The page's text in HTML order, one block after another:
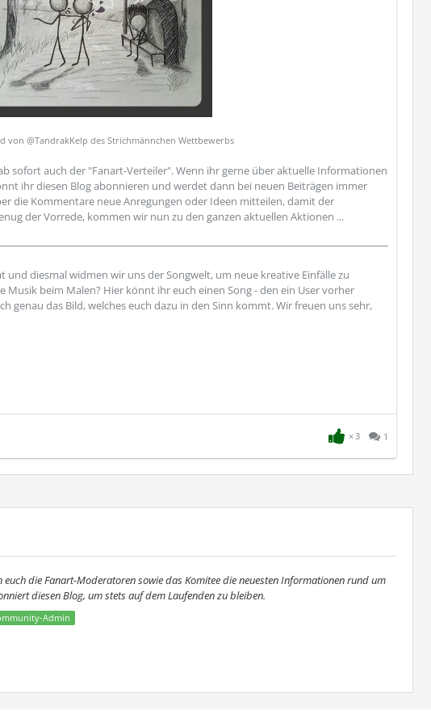
von @TandrakKelp des Strichmännchen Wettbewerbs
sofort auch der "Fanart-Verteiler". Wenn ihr gerne über aktuelle Informationen
ihr diesen Blog abonnieren und werdet dann bei neuen Beiträgen immer
die Kommentare neue Anregungen oder Ideen mitteilen, damit der
der Vorrede, kommen wir nun zu den ganzen aktuellen Aktionen ...
diesmal widmen wir uns der Songwelt, um neue kreative Einfälle zu
beim Malen? Hier könnt ihr euch einen Song - den ein User vorher
genau das Bild, welches euch dazu in den Sinn kommt. Wir freuen uns sehr,
3 1
euch die Fanart-Moderatoren sowie das Komitee die neuesten Informationen rund um
diesen Blog, um stets auf dem Laufenden zu bleiben.
Admin